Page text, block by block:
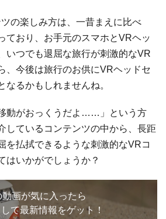
の楽しみ方は、一昔まえに比べ
ており、お手元のスマホとVRヘッ
いつでも退屈な旅行が刺激的なVR
、今後は旅行のお供にVRヘッドセ
なるかもしれませんね。
動がおっくうだよ……」という方
しているコンテンツの中から、長距
を払拭できるような刺激的なVRコ
はいかがでしょうか？
動画が気に入ったら
て最新情報をゲット！